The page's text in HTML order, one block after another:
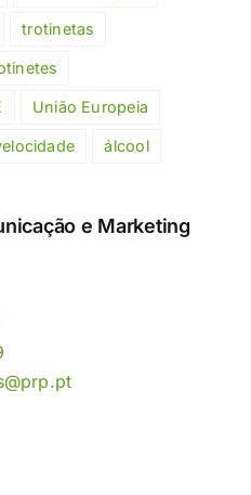
trotinetas
União Europeia
álcool
e Marketing